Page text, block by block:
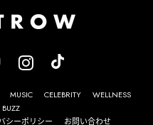
MUSIC CELEBRITY
WELLNESS
BUZZ
シーポリシー お問い合わせ